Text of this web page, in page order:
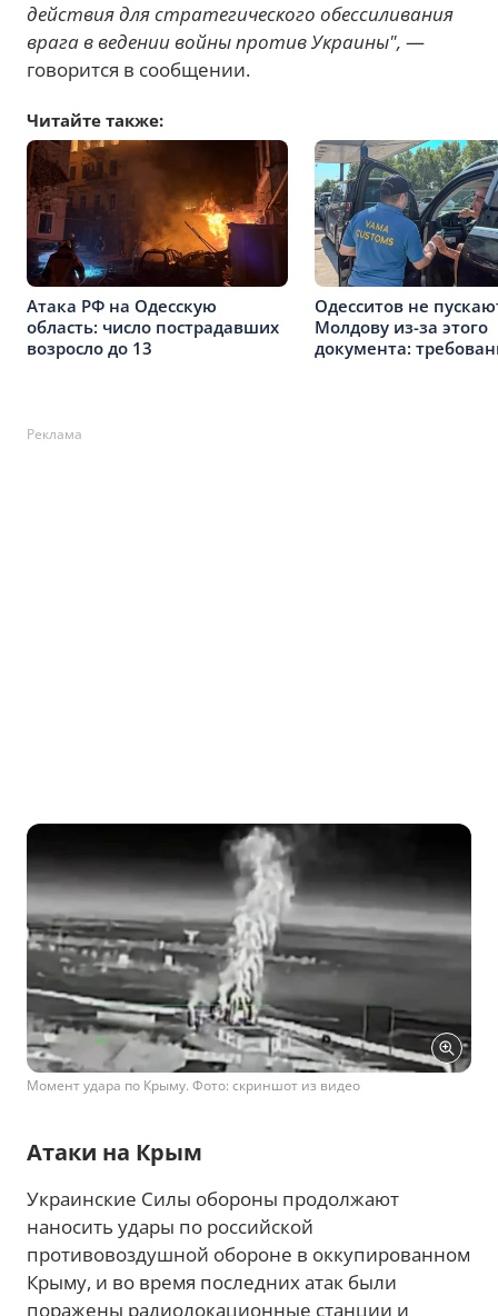
действия для стратегического обессиливания
врага в ведении войны против Украины", —
говорится в сообщении.
Читайте также:
Атака РФ на Одесскую
область: число пострадавших
возросло до 13
Одесситов не
Молдову из-за этого
документа:
Реклама
Момент удара по Крыму. Фото: скриншот из видео
Атаки на Крым
Украинские Силы обороны продолжают
наносить удары по российской
противовоздушной обороне в оккупированном
Крыму, и во время последних атак были
поражены радиолокационные станции и